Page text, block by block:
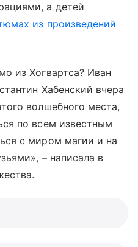
а детей
из произведений
из Хогвартса? Иван
Хабенский вчера
волшебного места,
по всем известным
с миром магии и на
– написала в